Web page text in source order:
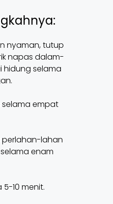
nyaman, tutup
napas dalam-
hidung selama
empat
lahan
enam
10 menit.